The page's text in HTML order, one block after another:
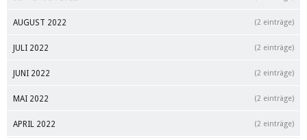
AUGUST 2022 (2 einträge)
JULI 2022 (2 einträge)
JUNI 2022 (2 einträge)
MAI 2022 (2 einträge)
APRIL 2022 (2 einträge)